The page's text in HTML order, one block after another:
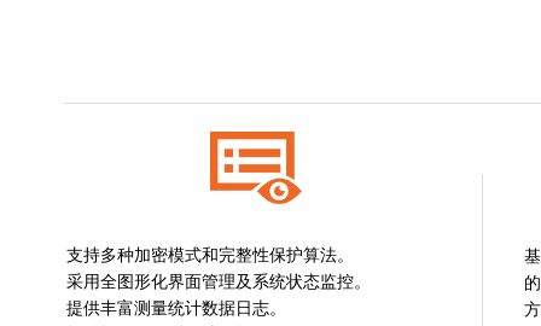
支持多种加密模式和完整性保护算法。
采用全图形化界面管理及系统状态监控。
提供丰富测量统计数据日志。